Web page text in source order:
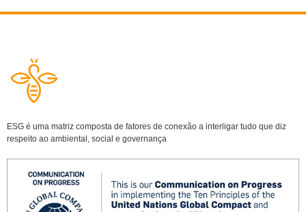
ESG é uma matriz composta de fatores de conexão a interligar tudo que diz
respeito ao ambiental, social e governança